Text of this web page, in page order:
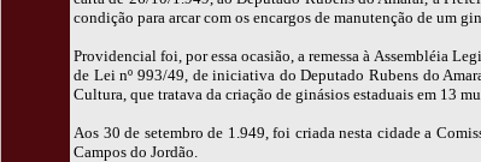
condição para arcar com os encargos de manutenção de um
Providencial foi, por essa ocasião, a remessa à Assembléia
de Lei nº 993/49, de iniciativa do Deputado Rubens do
Cultura, que tratava da criação de ginásios estaduais em 13
Aos 30 de setembro de 1.949, foi criada nesta cidade a
Campos do Jordão.